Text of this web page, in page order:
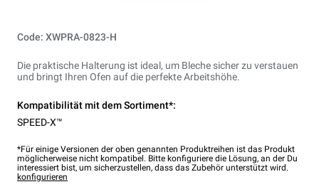
Code: XWPRA-0823-H
Die praktische Halterung ist ideal, um Bleche sicher zu verstauen
und bringt Ihren Ofen auf die perfekte Arbeitshöhe.
Kompatibilität mit dem Sortiment*:
SPEED-X™
*Für einige Versionen der oben genannten Produktreihen ist das Produkt
möglicherweise nicht kompatibel. Bitte konfiguriere die Lösung, an der Du
interessiert bist, um sicherzustellen, dass das Zubehör unterstützt wird.
konfigurieren